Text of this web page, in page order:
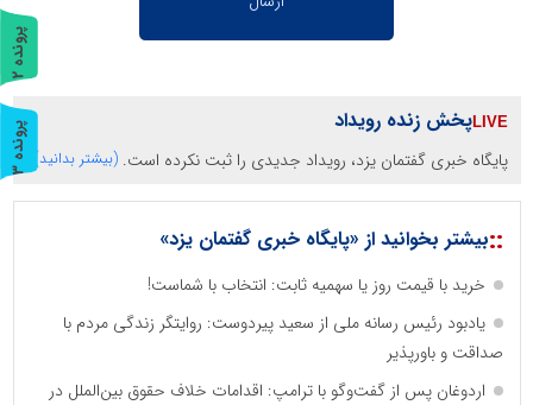
پخش زنده رویداد
پایگاه خبری گفتمان یزد، رویداد جدیدی را ثبت نکرده است. (بیشتر بدانید)
::بیشتر بخوانید از «پایگاه خبری گفتمان یزد»
خرید با قیمت روز یا سهمیه ثابت: انتخاب با شماست!
یادبود رئیس رسانه ملی از سعید پیردوست: روایتگر زندگی مردم با
صداقت و باورپذیر
اردوغان پس از گفت‌وگو با ترامپ: اقدامات خلاف حقوق بین‌الملل در
پ
ر
و
ن
د
ه
2
پ
ر
و
ن
د
ه
3